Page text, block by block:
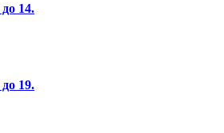
14.
19.